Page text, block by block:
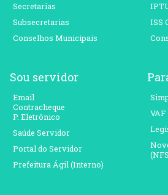
Secretarias
Subsecretarias
Conselhos Municipais
ISS
Sou servidor
Email
Contracheque
P. Eletrônico
Saúde Servidor
Portal do Servidor
Prefeitura Ágil (Interno)
VAF